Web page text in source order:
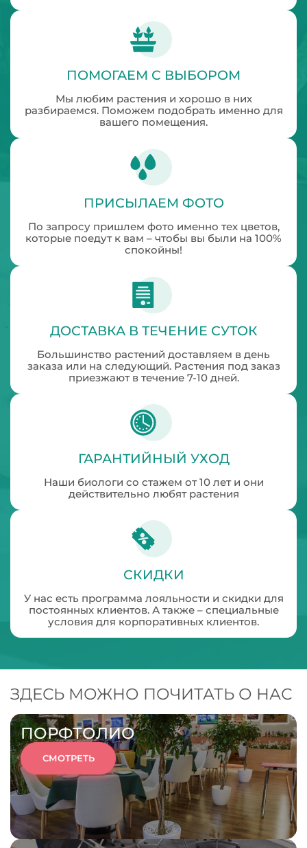
ПОМОГАЕМ С ВЫБОРОМ
Мы любим растения и хорошо в них
разбираемся. Поможем подобрать именно для
вашего помещения.
ПРИСЫЛАЕМ ФОТО
По запросу пришлем фото именно тех цветов,
которые поедут к вам – чтобы вы были на 100%
спокойны!
ДОСТАВКА В ТЕЧЕНИЕ СУТОК
Большинство растений доставляем в день
заказа или на следующий. Растения под заказ
приезжают в течение 7-10 дней.
ГАРАНТИЙНЫЙ УХОД
Наши биологи со стажем от 10 лет и они
действительно любят растения
СКИДКИ
У нас есть программа лояльности и скидки для
постоянных клиентов. А также – специальные
условия для корпоративных клиентов.
ЗДЕСЬ МОЖНО ПОЧИТАТЬ О НАС
ПОРФТОЛИО
СМОТРЕТЬ